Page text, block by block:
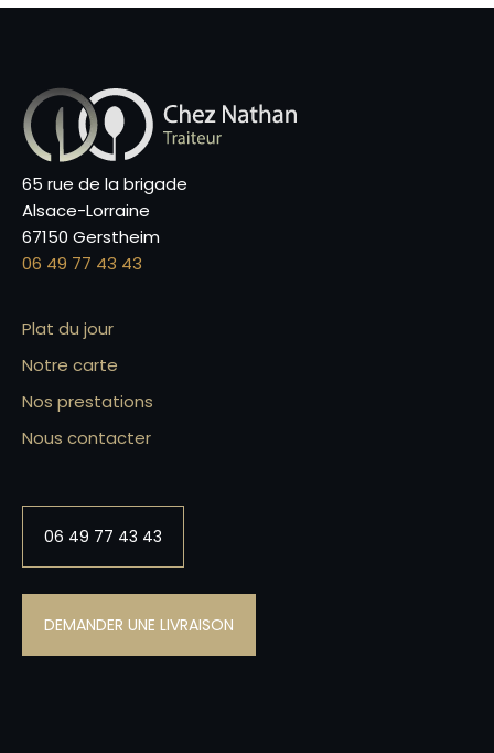
65 rue de la brigade
Alsace-Lorraine
67150 Gerstheim
06 49 77 43 43
Plat du jour
Notre carte
Nos prestations
Nous contacter
06 49 77 43 43
DEMANDER UNE LIVRAISON